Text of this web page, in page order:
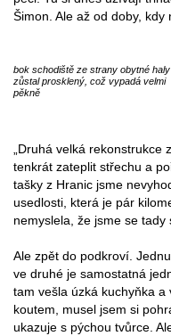
Šimon. Ale až od doby, kdy
bok schodiště ze strany obytné haly
zůstal prosklený, což vypadá velmi
pěkně
„Druhá velká rekonstrukce
tenkrát zateplit střechu a
tašky z Hranic jsme
usedlosti, která je pár
nemyslela, že jsme se tady
Ale zpět do podkroví.
ve druhé je samostatná
tam vešla úzká kuchyňka
koutem, musel jsem si
ukazuje s pýchou tvůrce.